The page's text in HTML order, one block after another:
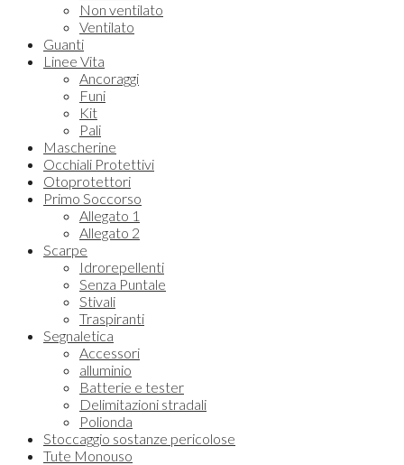
Non ventilato
Ventilato
Guanti
Linee Vita
Ancoraggi
Funi
Kit
Pali
Mascherine
Occhiali Protettivi
Otoprotettori
Primo Soccorso
Allegato 1
Allegato 2
Scarpe
Idrorepellenti
Senza Puntale
Stivali
Traspiranti
Segnaletica
Accessori
alluminio
Batterie e tester
Delimitazioni stradali
Polionda
Stoccaggio sostanze pericolose
Tute Monouso